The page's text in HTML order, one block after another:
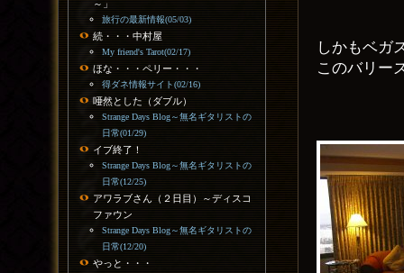
しかもベガ
このバリー
～」
旅行の最新情報(05/03)
続・・・中村屋
My friend's Tarot(02/17)
ほな・・・ペリー・・・
得ダネ情報サイト(02/16)
唖然とした（ダブル）
Strange Days Blog～無名ギタリストの
日常(01/29)
イブ終了！
Strange Days Blog～無名ギタリストの
日常(12/25)
アワラブさん（２日目）～ディスコ
ファウン
Strange Days Blog～無名ギタリストの
日常(12/20)
やっと・・・